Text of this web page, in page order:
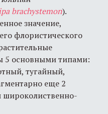
brachystemon).
значение,
флористического
5 основными типами:
тугайный,
еще 2